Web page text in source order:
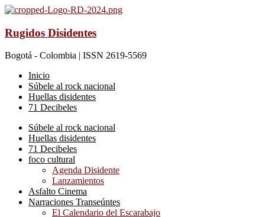
Rugidos Disidentes
Bogotá - Colombia | ISSN 2619-5569
Inicio
Súbele al rock nacional
Huellas disidentes
71 Decibeles
Súbele al rock nacional
Huellas disidentes
71 Decibeles
foco cultural
Agenda Disidente
Lanzamientos
Asfalto Cinema
Narraciones Transeúntes
El Calendario del Escarabajo